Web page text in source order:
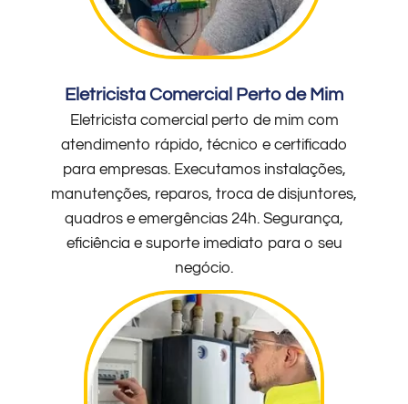
Eletricista Comercial Perto de Mim
Eletricista comercial perto de mim com
atendimento rápido, técnico e certificado
para empresas. Executamos instalações,
manutenções, reparos, troca de disjuntores,
quadros e emergências 24h. Segurança,
eficiência e suporte imediato para o seu
negócio.